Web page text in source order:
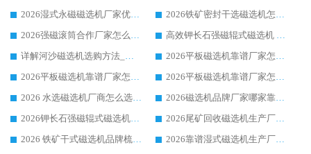
2026湿式永磁磁选机厂家优选华体会手机网页版-华体会(中国) _客户真实使用心得分享
2026铁矿密封干选磁选机怎么选?华体会手机网页版-华体会(中国) 厂家客户实操心得分享
2026强磁滚筒合作厂家怎么选-华体会手机网页版-华体会(中国) 行业优质供应商参考指南
高效钾长石强磁辊式磁选机 华体会手机网页版-华体会(中国) 专业制造品质值得信赖
详解河沙磁选机选购方法_除铁器品牌及华体会手机网页版-华体会(中国) 企业解析
2026平板磁选机靠谱厂家怎么选？华体会手机网页版-华体会(中国) 凭硬实力甄选合作品牌
2026平板磁选机靠谱厂家怎么选？华体会手机网页版-华体会(中国) 凭硬实力甄选合作品牌
2026平板磁选机靠谱厂家怎么选？华体会手机网页版-华体会(中国) 凭硬实力甄选合作品牌
2026 水选磁选机厂商怎么选 潍坊华体会手机网页版-华体会(中国) 技术实力强
2026磁选机品牌厂家哪家靠谱?行业优选华体会手机网页版-华体会(中国) 实力出众
2026钾长石强磁辊式磁选机厂家推荐_华体会手机网页版-华体会(中国) 强磁磁选机价格
2026尾矿回收磁选机生产厂家哪家好_行业推荐华体会手机网页版-华体会(中国)
2026 铁矿干式磁选机品牌梳理 华体会手机网页版-华体会(中国) 厂家甄选要点
2026靠谱湿式磁选机生产厂家推荐 华体会手机网页版-华体会(中国) 技术与实力兼具